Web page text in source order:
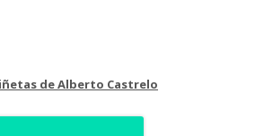
de Alberto Castrelo